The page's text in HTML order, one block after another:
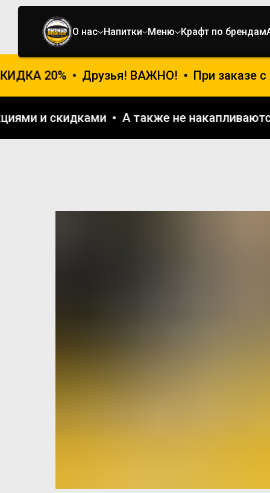
О нас Напитки Меню Крафт по брендам
20% Друзья! ВАЖНО! При заказе с
и скидками А также не